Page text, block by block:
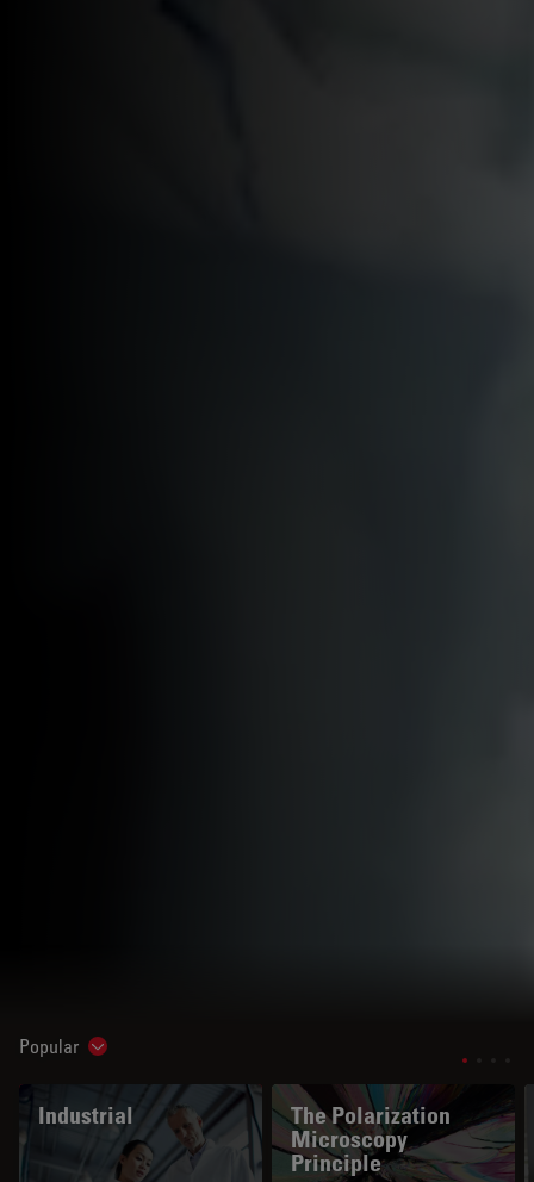
Popular Show subnavigation
Industrial
The Polarization
Microscopy
Principle